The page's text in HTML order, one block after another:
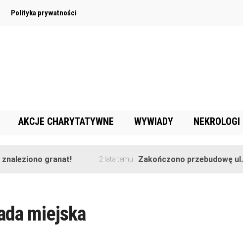
Polityka prywatności
AKCJE CHARYTATYWNE WYWIADY NEKROLOGI
granat! 2 lata temu Zakończono przebudowę ul.
miejska